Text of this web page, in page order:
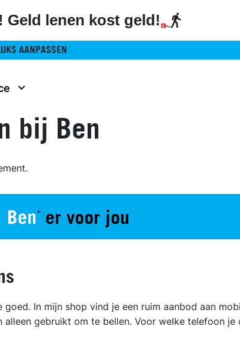
Geld lenen kost geld!
AANPASSEN
bij Ben
er voor jou
goed. In mijn shop vind je een ruim aanbod aan
gebruikt om te bellen. Voor welke telefoon